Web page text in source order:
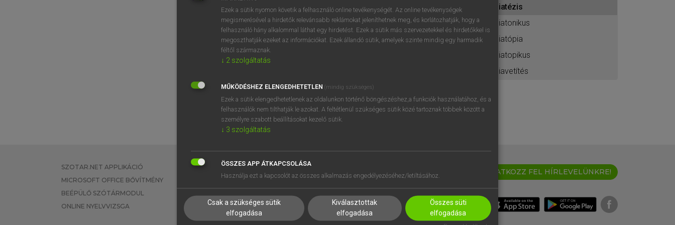
BELÉPÉS
próbaverziójának elindításához
regisztrálok ésbelépek.
REGISZTRÁCIÓ
diatézis
diatonikus
diatópia
diatopikus
diavetítés
SZOTAR.NET APPLIKÁCIÓ
MICROSOFT OFFICE BŐVÍTMÉNY
BEÉPÜLŐ SZÓTÁRMODUL
ONLINE NYELVVIZSGA
EGYÉNI FELHASZNÁLÓKNAK
TANULÓKNAK
VÁLLALATI MEGOLDÁSOK
SÚGÓ
RÓLUNK
SÜTI BEÁLLÍTÁSOK
IRATKOZZ FEL HÍRLEVELÜNKRE!
Ezek a sütik nyomon követik a felhasználó online tevékenységét. Az online tevékenységek
megismerésével a hirdetők relevánsabb reklámokat jeleníthetnek meg, és korlátozhatják, hogy a
felhasználó hány alkalommal láthat egy hirdetést. Ezek a sütik más szervezetekkel és hirdetőkkel is
megoszthatják ezeket az információkat. Ezek állandó sütik, amelyek szinte mindig egy harmadik
féltől származnak.
↓ 2 szolgáltatás
MŰKÖDÉSHEZ ELENGEDHETETLEN (mindig szükséges)
Ezek a sütik elengedhetetlenek az oldalunkon történő böngészéshez,a funkciók használatához, és a
felhasználók nem tilthatják le azokat. A feltétlenül szükséges sütik közé tartoznak többek között a
személyre szabott beállításokat kezelő sütik.
↓ 3 szolgáltatás
ÖSSZES APP ÁTKAPCSOLÁSA
Használja ezt a kapcsolót az összes alkalmazás engedélyezéséhez/letiltásához.
Csak a szükséges sütik
elfogadása
Kiválasztottak
elfogadása
Összes süti
elfogadása